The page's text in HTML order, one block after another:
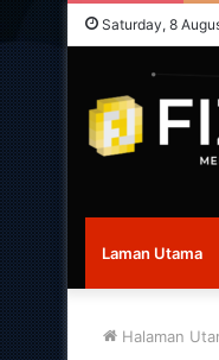
Saturday, 8
Laman Utama
Halaman